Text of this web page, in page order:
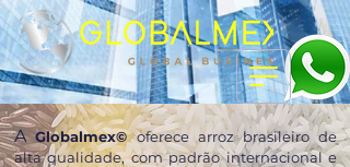
A Globalmex©oferece arroz brasileiro de
alta qualidade, com padrão internacional e